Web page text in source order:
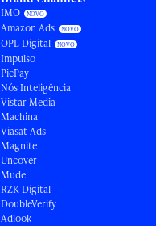
IMO
Amazon Ads
OPL Digital
Impulso
PicPay
Nós Inteligência
Vistar Media
Machina
Viasat Ads
Magnite
Uncover
Mude
RZK Digital
DoubleVerify
Adlook